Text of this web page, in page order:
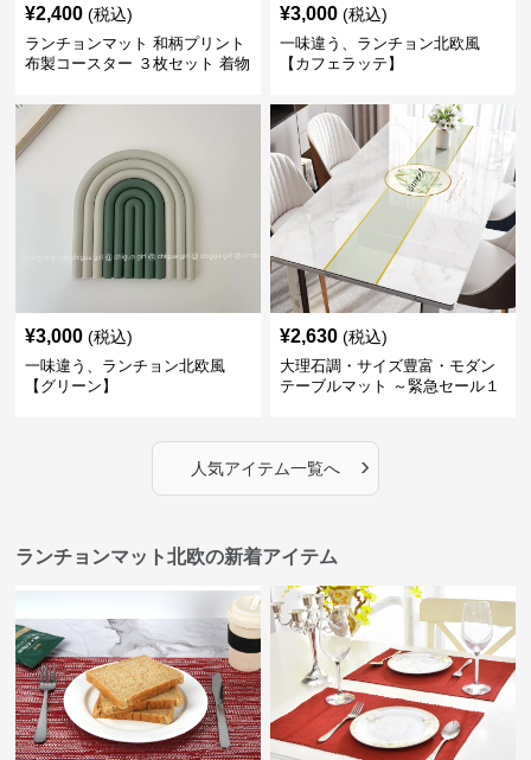
¥2,400 (税込)
ランチョンマット 和柄プリント
布製コースター ３枚セット 着物
¥3,000 (税込)
一味違う、ランチョン北欧風
【カフェラッテ】
¥3,000 (税込)
一味違う、ランチョン北欧風
【グリーン】
¥2,630 (税込)
大理石調・サイズ豊富・モダン
テーブルマット ～緊急セール１
人気アイテム一覧へ ›
ランチョンマット北欧の新着アイテム